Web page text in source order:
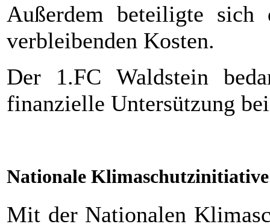
Außerdem beteiligte sich
verbleibenden Kosten.
Der 1.FC Waldstein
finanzielle Untersützung
Nationale Klimaschutzinitiative
Mit der Nationalen